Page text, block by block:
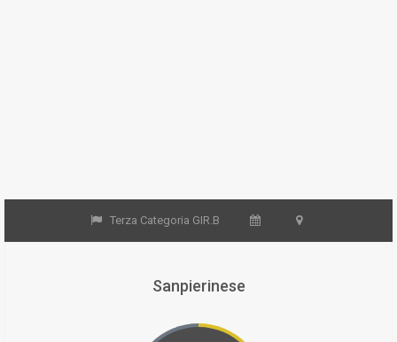
Terza Categoria GIR.B
Sanpierinese